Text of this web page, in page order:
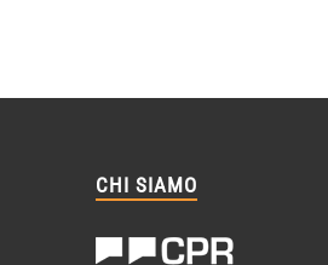
CHI SIAMO